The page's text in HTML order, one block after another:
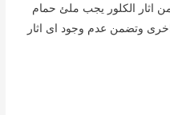
اثار الكلور يجب ملئ حمام
وتضمن عدم وجود اى اثار